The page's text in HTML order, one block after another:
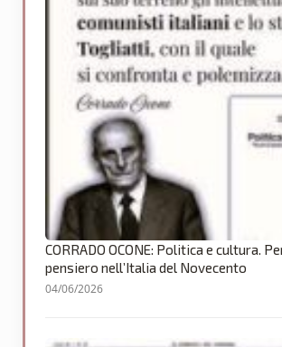
CORRADO OCONE: Politica e cultura.
pensiero nell’Italia del Novecento
04/06/2026